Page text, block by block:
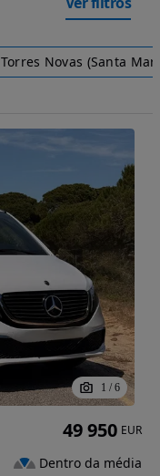
Torres Novas (Santa
1 / 6
49 950 EUR
Dentro da média